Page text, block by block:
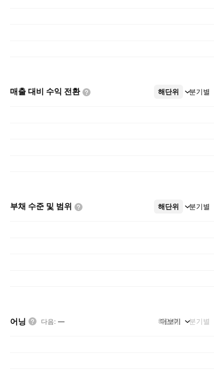
매출 대비 수익 전환 해단위 분기별
더보기
부채 수준 및 범위 해단위 분기별
더보기
어닝 다음: — 해단위 분기별
더보기